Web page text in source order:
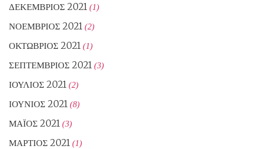
ΔΕΚΈΜΒΡΙΟΣ 2021 (1)
ΝΟΈΜΒΡΙΟΣ 2021 (2)
ΟΚΤΏΒΡΙΟΣ 2021 (1)
ΣΕΠΤΈΜΒΡΙΟΣ 2021 (3)
ΙΟΎΛΙΟΣ 2021 (2)
ΙΟΎΝΙΟΣ 2021 (8)
ΜΆΙΟΣ 2021 (3)
ΜΆΡΤΙΟΣ 2021 (1)